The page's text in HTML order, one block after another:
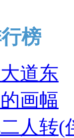
榜
道东
画幅
人转(